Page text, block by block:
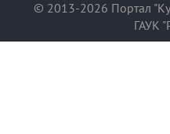
© 2013-2026 Портал
ГАУК